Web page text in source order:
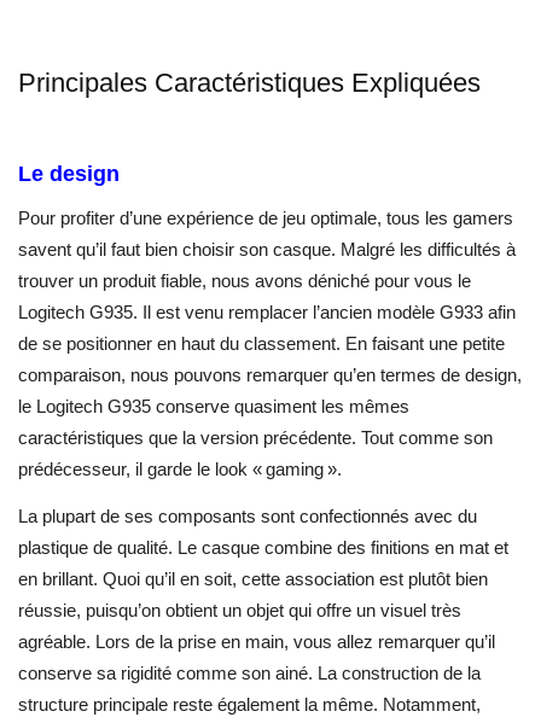
Principales Caractéristiques Expliquées
Le design
Pour profiter d’une expérience de jeu optimale, tous les gamers
savent qu’il faut bien choisir son casque. Malgré les difficultés à
trouver un produit fiable, nous avons déniché pour vous le
Logitech G935. Il est venu remplacer l’ancien modèle G933 afin
de se positionner en haut du classement. En faisant une petite
comparaison, nous pouvons remarquer qu’en termes de design,
le Logitech G935 conserve quasiment les mêmes
caractéristiques que la version précédente. Tout comme son
prédécesseur, il garde le look « gaming ».
La plupart de ses composants sont confectionnés avec du
plastique de qualité. Le casque combine des finitions en mat et
en brillant. Quoi qu’il en soit, cette association est plutôt bien
réussie, puisqu’on obtient un objet qui offre un visuel très
agréable. Lors de la prise en main, vous allez remarquer qu’il
conserve sa rigidité comme son ainé. La construction de la
structure principale reste également la même. Notamment,